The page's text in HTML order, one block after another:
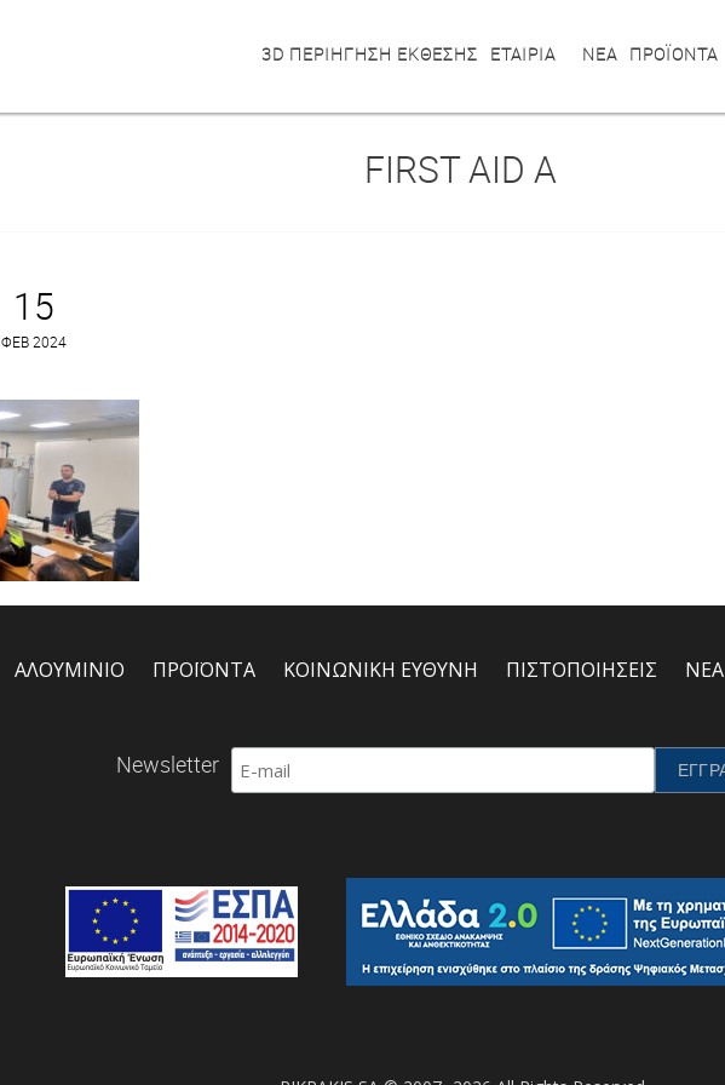
3D ΠΕΡΙΗΓΗΣΗ ΕΚΘΕΣΗΣ ΕΤΑΙΡΙΑ ΝΕΑ ΠΡΟΪΟΝΤΑ
FIRST AID A
15
ΦΕΒ 2024
ΑΛΟΥΜΙΝΙΟ ΠΡΟΪΟΝΤΑ ΚΟΙΝΩΝΙΚΗ ΕΥΘΥΝΗ ΠΙΣΤΟΠΟΙΗΣΕΙΣ ΝΕΑ
Newsletter